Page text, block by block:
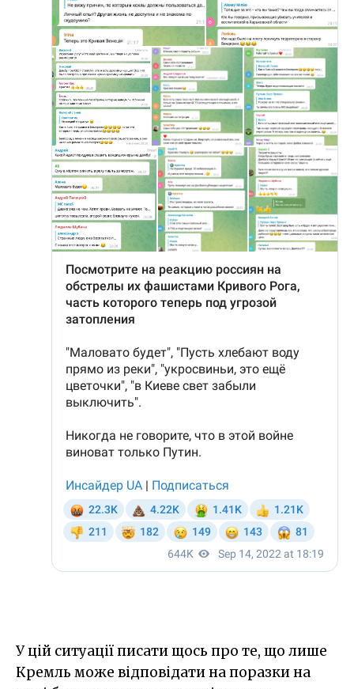
У цій ситуації писати щось про те, що лише
Кремль може відповідати на поразки на